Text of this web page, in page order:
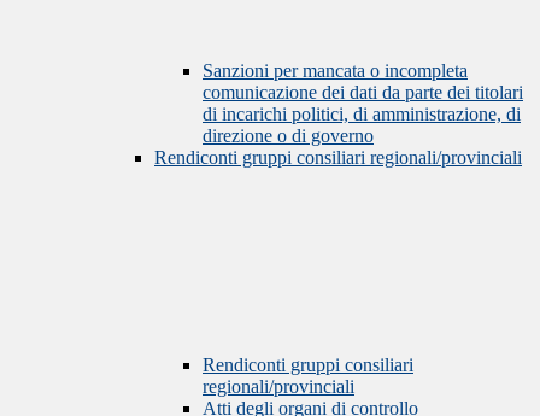
Sanzioni per mancata o incompleta
comunicazione dei dati da parte dei titolari
di incarichi politici, di amministrazione, di
direzione o di governo
Rendiconti gruppi consiliari regionali/provinciali
Rendiconti gruppi consiliari
regionali/provinciali
Atti degli organi di controllo